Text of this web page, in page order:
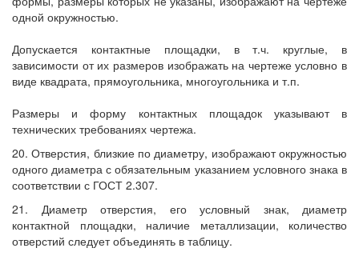
одной окружностью.
Допускается контактные площадки, в т.ч. круглые, в
зависимости от их размеров изображать на чертеже условно в
виде квадрата, прямоугольника, многоугольника и т.п.
Размеры и форму контактных площадок указывают в
технических требованиях чертежа.
20. Отверстия, близкие по диаметру, изображают окружностью
одного диаметра с обязательным указанием условного знака в
соответствии с ГОСТ 2.307.
21. Диаметр отверстия, его условный знак, диаметр
контактной площадки, наличие металлизации, количество
отверстий следует объединять в таблицу.